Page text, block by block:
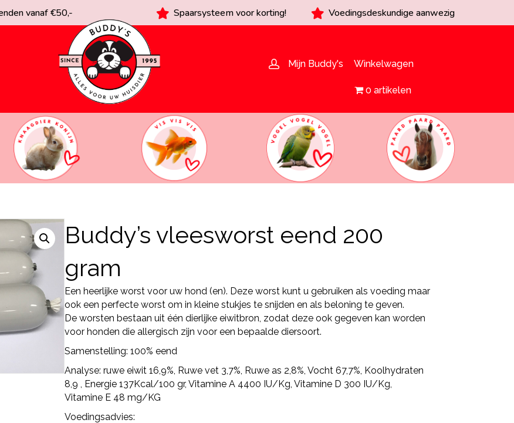
vanaf €50,- Spaarsysteem voor korting! Voedingsdeskundige aanwezig
Mijn Buddy's Winkelwagen
0 artikelen
Buddy’s vleesworst eend 200
gram
Een heerlijke worst voor uw hond (en). Deze worst kunt u gebruiken als voeding maar
ook een perfecte worst om in kleine stukjes te snijden en als beloning te geven.
De worsten bestaan uit één dierlijke eiwitbron, zodat deze ook gegeven kan worden
voor honden die allergisch zijn voor een bepaalde diersoort.
Samenstelling: 100% eend
Analyse: ruwe eiwit 16,9%, Ruwe vet 3,7%, Ruwe as 2,8%, Vocht 67,7%, Koolhydraten
8,9 , Energie 137Kcal/100 gr, Vitamine A 4400 IU/Kg, Vitamine D 300 IU/Kg,
Vitamine E 48 mg/KG
Voedingsadvies: